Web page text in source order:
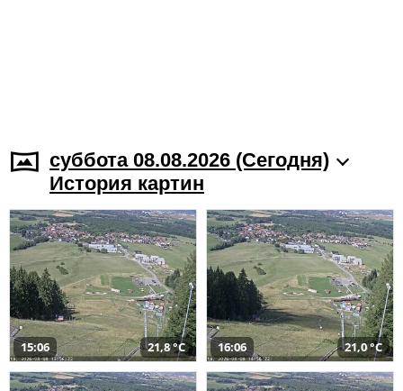
суббота 08.08.2026 (Cегодня)
История картин
15:06 21,8 °C 16:06 21,0 °C